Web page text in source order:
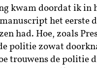
kwam doordat ik in
het eerste
had. Hoe, zoals
politie zowat
trouwens de politie